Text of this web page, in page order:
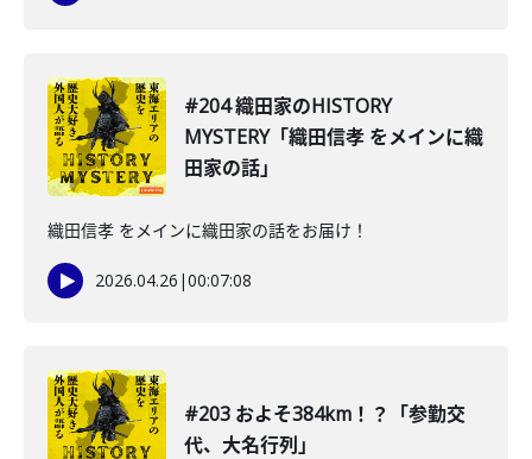
#204 織田家のHISTORY
MYSTERY「織田信孝 をメインに織
田家の話」
織田信孝 をメインに織田家の話をお届け！
2026.04.26 |00:07:08
#203 およそ384km！？「参勤交
代、大名行列」